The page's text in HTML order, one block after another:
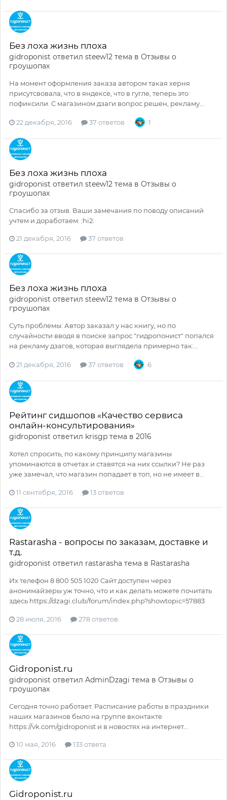
Без лоха жизнь плоха
gidroponist ответил steew12 тема в Отзывы о
гроушопах
На момент оформления заказа автором такая херня
присутсвовала, что в яндексе, что в гугле, теперь это
пофиксили. С магазином дзаги вопрос решен, рекламу...
22 декабря, 2016 37 ответов 1
Без лоха жизнь плоха
gidroponist ответил steew12 тема в Отзывы о
гроушопах
Спасибо за отзыв. Ваши замечания по поводу описаний
учтем и доработаем. :hi2:
21 декабря, 2016 37 ответов
Без лоха жизнь плоха
gidroponist ответил steew12 тема в Отзывы о
гроушопах
Суть проблемы: Автор заказал у нас книгу, но по
случайности вводя в поиске запрос "гидропонист" попался
на рекламу дзагов, которая выглядела примерно так:...
21 декабря, 2016 37 ответов 6
Рейтинг сидшопов «Качество сервиса
онлайн-консультирования»
gidroponist ответил krisgp тема в 2016
Хотел спросить, по какому принципу магазины
упоминаются в отчетах и ставятся на них ссылки? Не раз
уже замечал, что магазин попадает в топ, но не имеет в...
11 сентября, 2016 13 ответов
Rastarasha - вопросы по заказам, доставке и
т.д.
gidroponist ответил rastarasha тема в Rastarasha
Их телефон 8 800 505 1020 Сайт доступен через
анонимайзеры уж точно, что и как делать можете почитать
здесь https://dzagi.club/forum/index.php?showtopic=57883
28 июля, 2016 278 ответов
Gidroponist.ru
gidroponist ответил AdminDzagi тема в Отзывы о
гроушопах
Сегодня точно работает. Расписание работы в праздники
наших магазинов было на группе вконтакте
https://vk.com/gidroponist и в новостях на интернет...
10 мая, 2016 133 ответа
Gidroponist.ru